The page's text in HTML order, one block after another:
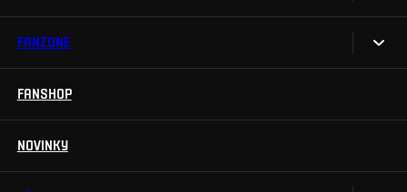
Vstupenky
Handicapovaní fanoušci
FANZONE
Sparta UNLIMITED.
FANSHOP
NOVINKY